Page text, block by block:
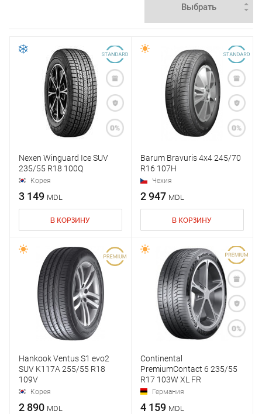
Nexen Winguard Ice SUV
235/55 R18 100Q
Корея
3 149 MDL
В КОРЗИНУ
Barum Bravuris 4x4 245/70
R16 107H
Чехия
2 947 MDL
В КОРЗИНУ
Hankook Ventus S1 evo2
SUV K117A 255/55 R18
109V
Корея
2 890 MDL
Continental
PremiumContact 6 235/55
R17 103W XL FR
Германия
4 159 MDL